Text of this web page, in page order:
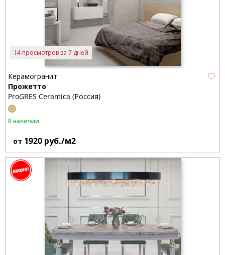
14 просмотров за 7 дней
Керамогранит
Прожетто
ProGRES Ceramica (Россия)
В наличии
от 1920 руб./м2